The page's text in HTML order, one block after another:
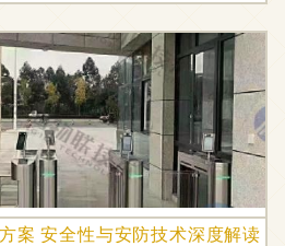
案 安全性与安防技术深度解读